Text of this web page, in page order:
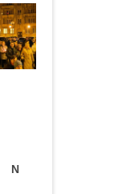
N